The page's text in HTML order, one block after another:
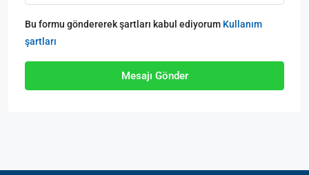
Bu formu göndererek şartları kabul ediyorum Kullanım
şartları
Mesajı Gönder